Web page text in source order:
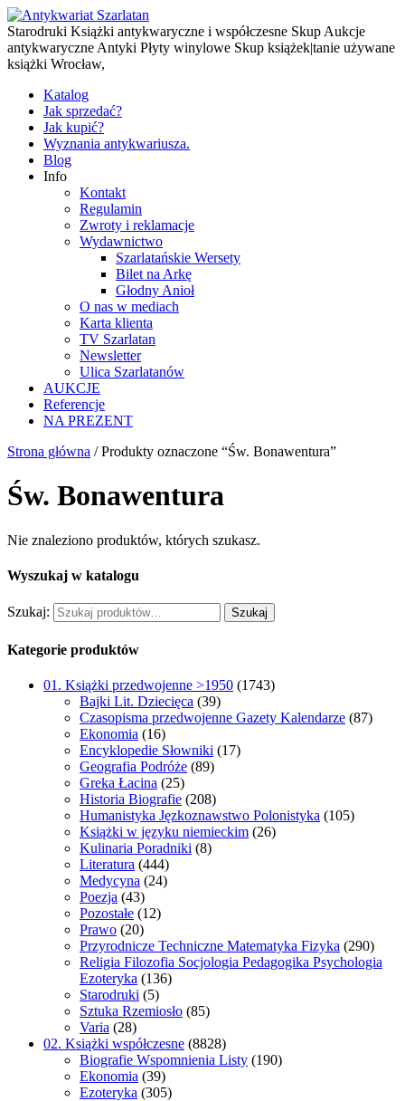
Starodruki Książki antykwaryczne i współczesne Skup Aukcje
antykwaryczne Antyki Płyty winylowe Skup książek|tanie używane
książki Wrocław,
Katalog
Jak sprzedać?
Jak kupić?
Wyznania antykwariusza.
Blog
Info
Kontakt
Regulamin
Zwroty i reklamacje
Wydawnictwo
Szarlatańskie Wersety
Bilet na Arkę
Głodny Anioł
O nas w mediach
Karta klienta
TV Szarlatan
Newsletter
Ulica Szarlatanów
AUKCJE
Referencje
NA PREZENT
Strona główna / Produkty oznaczone “Św. Bonawentura”
Św. Bonawentura
Nie znaleziono produktów, których szukasz.
Wyszukaj w katalogu
Szukaj: Szukaj
Kategorie produktów
01. Książki przedwojenne >1950 (1743)
Bajki Lit. Dziecięca (39)
Czasopisma przedwojenne Gazety Kalendarze (87)
Ekonomia (16)
Encyklopedie Słowniki (17)
Geografia Podróże (89)
Greka Łacina (25)
Historia Biografie (208)
Humanistyka Jęzkoznawstwo Polonistyka (105)
Książki w języku niemieckim (26)
Kulinaria Poradniki (8)
Literatura (444)
Medycyna (24)
Poezja (43)
Pozostałe (12)
Prawo (20)
Przyrodnicze Techniczne Matematyka Fizyka (290)
Religia Filozofia Socjologia Pedagogika Psychologia
Ezoteryka (136)
Starodruki (5)
Sztuka Rzemiosło (85)
Varia (28)
02. Książki współczesne (8828)
Biografie Wspomnienia Listy (190)
Ekonomia (39)
Ezoteryka (305)